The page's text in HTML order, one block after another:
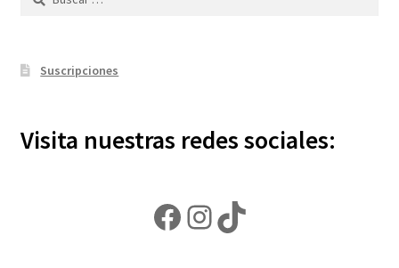
Suscripciones
Visita nuestras redes sociales:
Facebook
Instagram
TikTok